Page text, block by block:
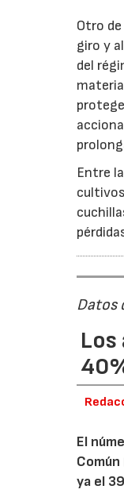
Otro
giro y
del
Entre
Datos
El
ya el